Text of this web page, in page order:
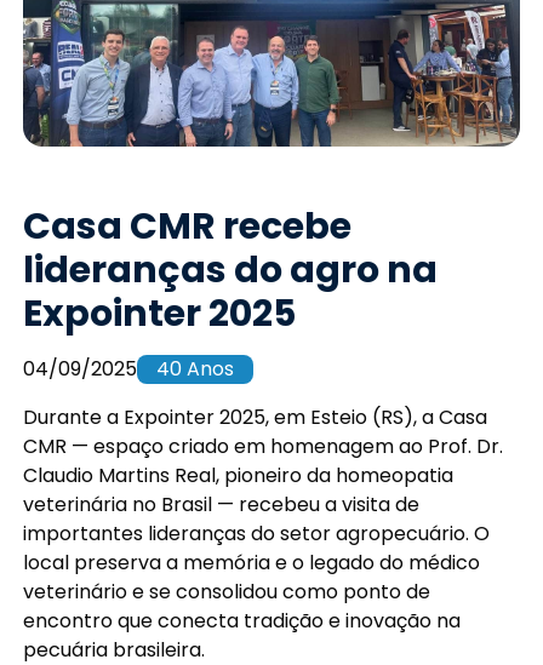
Casa CMR recebe
lideranças do agro na
Expointer 2025
04/09/2025
40 Anos
Durante a Expointer 2025, em Esteio (RS), a Casa
CMR — espaço criado em homenagem ao Prof. Dr.
Claudio Martins Real, pioneiro da homeopatia
veterinária no Brasil — recebeu a visita de
importantes lideranças do setor agropecuário. O
local preserva a memória e o legado do médico
veterinário e se consolidou como ponto de
encontro que conecta tradição e inovação na
pecuária brasileira.